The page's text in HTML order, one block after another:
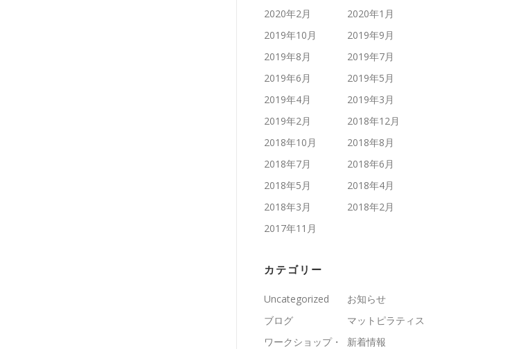
2020年2月
2020年1月
2019年10月
2019年9月
2019年8月
2019年7月
2019年6月
2019年5月
2019年4月
2019年3月
2019年2月
2018年12月
2018年10月
2018年8月
2018年7月
2018年6月
2018年5月
2018年4月
2018年3月
2018年2月
2017年11月
カテゴリー
Uncategorized
お知らせ
ブログ
マットピラティス
ワークショップ・
新着情報